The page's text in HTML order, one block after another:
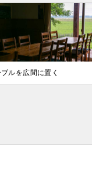
ルを広間に置く